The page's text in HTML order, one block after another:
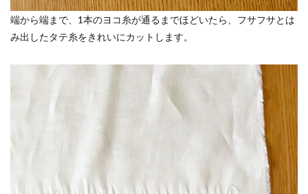
端から端まで、1本のヨコ糸が通るまでほどいたら、フサフサとは
み出したタテ糸をきれいにカットします。